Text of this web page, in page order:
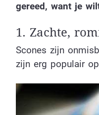
gereed, want je
1. Zachte,
Scones zijn
zijn erg populair